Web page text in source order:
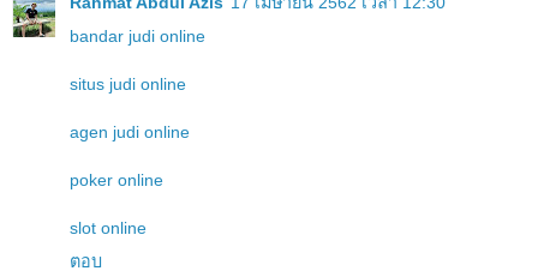
bandar judi online
situs judi online
agen judi online
poker online
slot online
ตอบ